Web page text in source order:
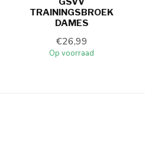
TRAININGSBROEK
DAMES
€26,99
Op voorraad